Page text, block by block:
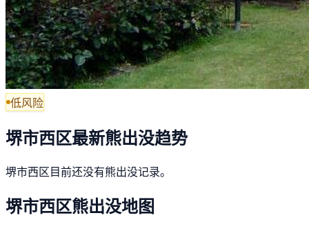
低风险
堺市西区最新熊出没趋势
堺市西区目前还没有熊出没记录。
堺市西区熊出没地图